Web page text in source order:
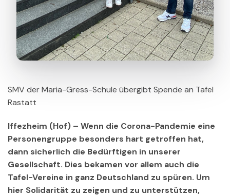
SMV der Maria-Gress-Schule übergibt Spende an Tafel
Rastatt
Iffezheim (Hof) – Wenn die Corona-Pandemie eine
Personengruppe besonders hart getroffen hat,
dann sicherlich die Bedürftigen in unserer
Gesellschaft. Dies bekamen vor allem auch die
Tafel-Vereine in ganz Deutschland zu spüren. Um
hier Solidarität zu zeigen und zu unterstützen,